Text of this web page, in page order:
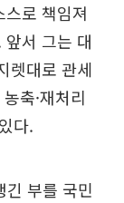
로 책임져
서 그는 대
렛대로 관세
축·재처리
다.
긴 부를 국민